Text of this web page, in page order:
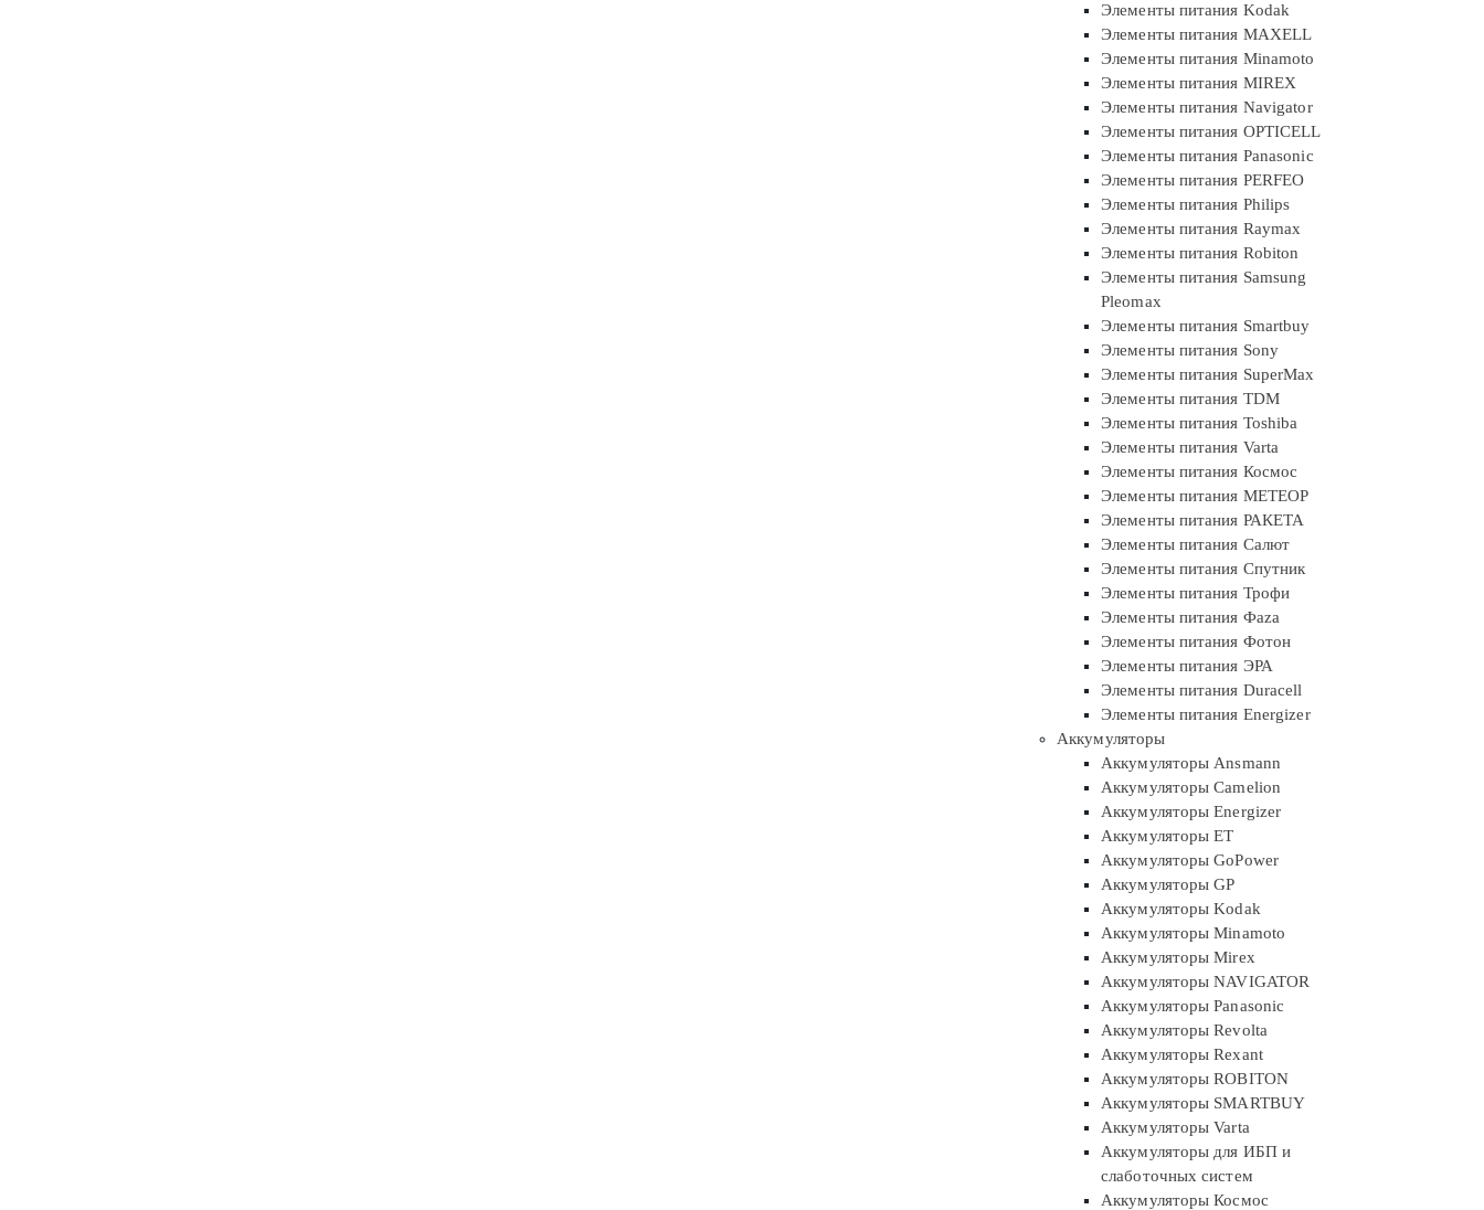
Элементы питания Kodak
Элементы питания MAXELL
Элементы питания Minamoto
Элементы питания MIREX
Элементы питания Navigator
Элементы питания OPTICELL
Элементы питания Panasonic
Элементы питания PERFEO
Элементы питания Philips
Элементы питания Raymax
Элементы питания Robiton
Элементы питания Samsung
Pleomax
Элементы питания Smartbuy
Элементы питания Sony
Элементы питания SuperMax
Элементы питания TDM
Элементы питания Toshiba
Элементы питания Varta
Элементы питания Космос
Элементы питания МЕТЕОР
Элементы питания РАКЕТА
Элементы питания Салют
Элементы питания Спутник
Элементы питания Трофи
Элементы питания Фaza
Элементы питания Фотон
Элементы питания ЭРА
Элементы питания Duracell
Элементы питания Energizer
Аккумуляторы
Аккумуляторы Ansmann
Аккумуляторы Camelion
Аккумуляторы Energizer
Аккумуляторы ET
Аккумуляторы GoPower
Аккумуляторы GP
Аккумуляторы Kodak
Аккумуляторы Minamoto
Аккумуляторы Mirex
Аккумуляторы NAVIGATOR
Аккумуляторы Panasonic
Аккумуляторы Revolta
Аккумуляторы Rexant
Аккумуляторы ROBITON
Аккумуляторы SMARTBUY
Аккумуляторы Varta
Аккумуляторы для ИБП и
слаботочных систем
Аккумуляторы Космос